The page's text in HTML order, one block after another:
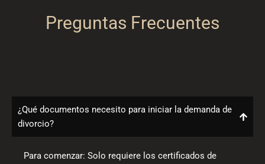
Preguntas Frecuentes
¿Qué documentos necesito para iniciar la demanda de
divorcio?
Para comenzar: Solo requiere los certificados de